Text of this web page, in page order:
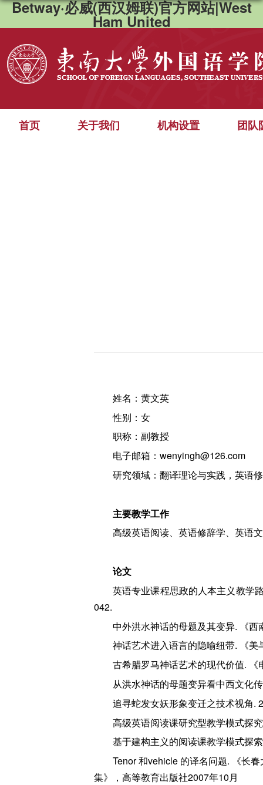
Betway·必威(西汉姆联)官方网站|West
Ham United
首页 关于我们 机构设置 团队
姓名：黄文英
性别：女
职称：副教授
电子邮箱：wenyingh@126.com
研究领域：翻译理论与实践，英语
主要教学工作
高级英语阅读、英语修辞学、英语
论文
英语专业课程思政的人本主义教学
042.
中外洪水神话的母题及其变异. 《
神话艺术进入语言的隐喻纽带. 《美
古希腊罗马神话艺术的现代价值.
从洪水神话的母题变异看中西文化
追寻蛇发女妖形象变迁之技术视角.
高级英语阅读课研究型教学模式探
基于建构主义的阅读课教学模式探
Tenor 和vehicle 的译名问题. 《长
集》，高等教育出版社2007年10月